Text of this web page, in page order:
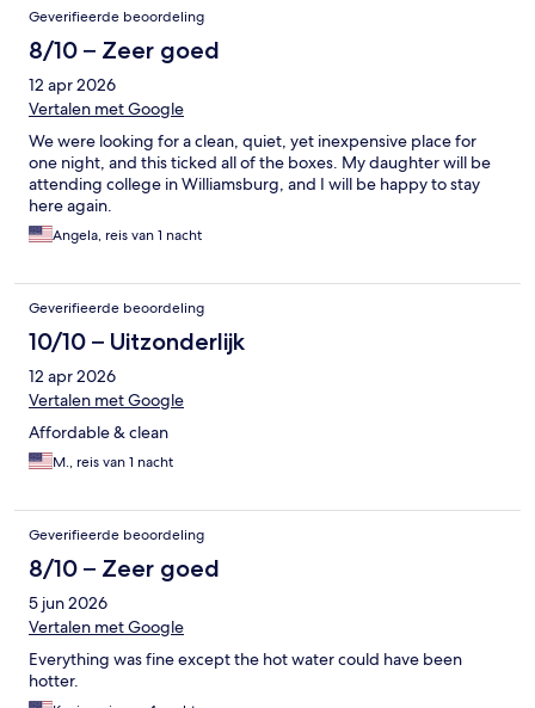
Geverifieerde beoordeling
8/10 – Zeer goed
12 apr 2026
Vertalen met Google
We were looking for a clean, quiet, yet inexpensive place for
one night, and this ticked all of the boxes. My daughter will be
attending college in Williamsburg, and I will be happy to stay
here again.
Angela, reis van 1 nacht
Geverifieerde beoordeling
10/10 – Uitzonderlijk
12 apr 2026
Vertalen met Google
Affordable & clean
M., reis van 1 nacht
Geverifieerde beoordeling
8/10 – Zeer goed
5 jun 2026
Vertalen met Google
Everything was fine except the hot water could have been
hotter.